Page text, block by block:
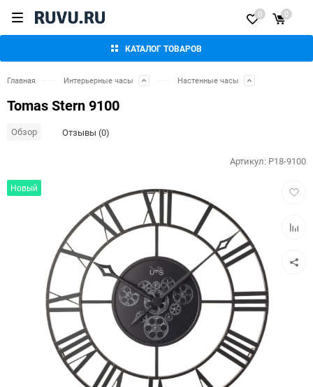
КАТАЛОГ ТОВАРОВ
0 0
Главная Интерьерные часы Настенные часы
Tomas Stern 9100
Обзор Отзывы (0)
Новый
Артикул: P18-9100